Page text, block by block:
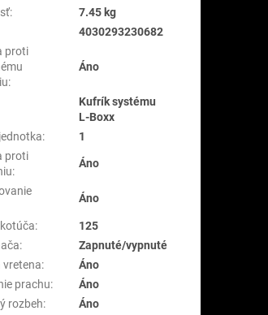
:
7.45 kg
4030293230682
proti
:
Áno
Kufrík systému
L-Boxx
:
1
proti
:
Áno
Áno
:
125
:
Zapnuté/vypnuté
vretena:
Áno
prachu:
Áno
rozbeh:
Áno